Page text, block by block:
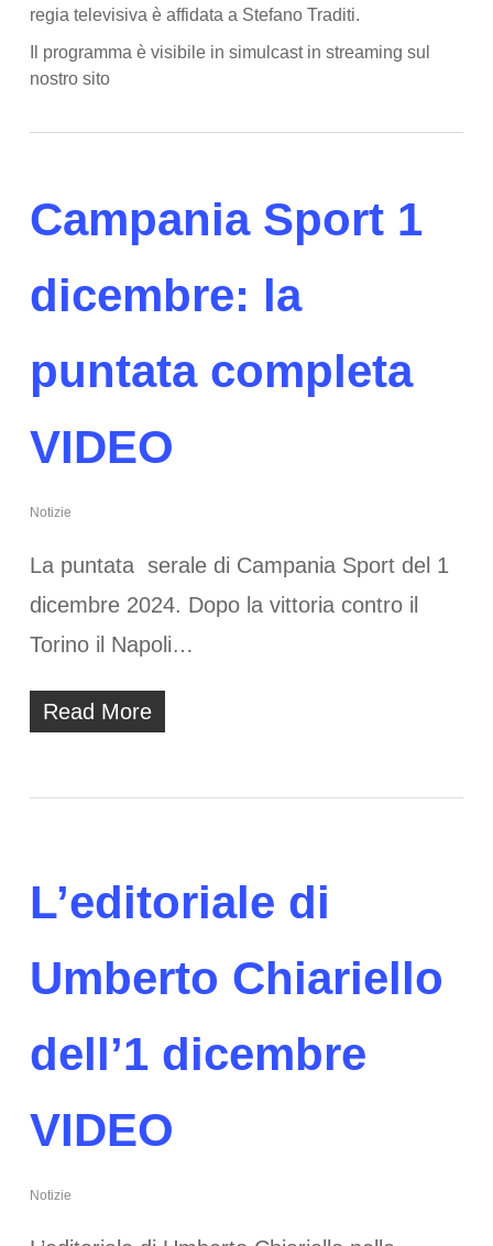
regia televisiva è affidata a Stefano Traditi.
Il programma è visibile in simulcast in streaming sul
nostro sito
Campania Sport 1
dicembre: la
puntata completa
VIDEO
Notizie
La puntata serale di Campania Sport del 1
dicembre 2024. Dopo la vittoria contro il
Torino il Napoli…
Read More
L’editoriale di
Umberto Chiariello
dell’1 dicembre
VIDEO
Notizie